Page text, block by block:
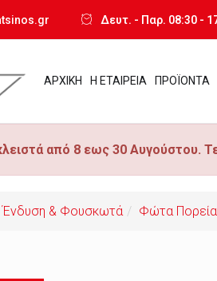
Δευτ. - Παρ. 08:30 -
ΑΡΧΙΚΗ Η ΕΤΑΙΡΕΙΑ ΠΡΟΪΟΝΤΑ
από 8 εως 30 Αυγούστου.
Ένδυση & Φουσκωτά Φώτα